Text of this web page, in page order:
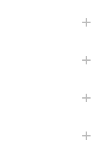
封されてお
ます。 ま
し上げま
、お問い合